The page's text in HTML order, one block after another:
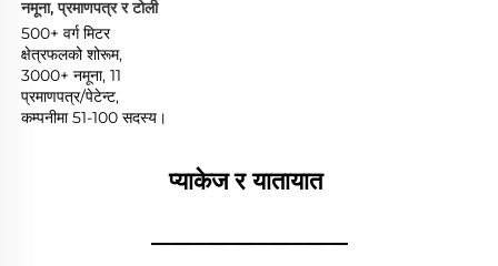
नमूना, प्रमाणपत्र र टोली
500+ वर्ग मिटर
क्षेत्रफलको शोरूम,
3000+ नमूना, 11
प्रमाणपत्र/पेटेन्ट,
प्याकेज र यातायात
________________